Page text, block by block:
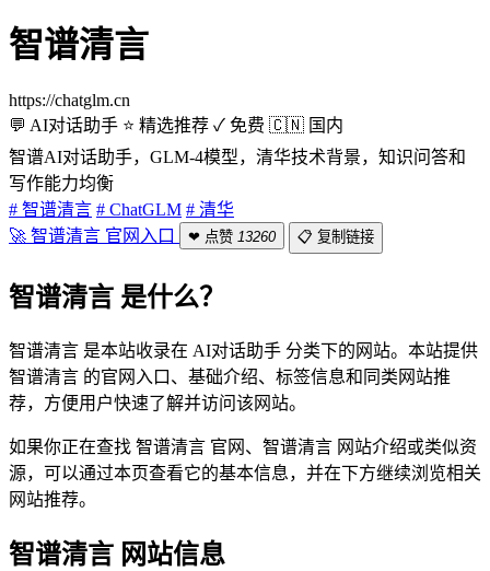
智谱清言
https://chatglm.cn
💬 AI对话助手 ⭐ 精选推荐 ✓ 免费 🇨🇳 国内
智谱AI对话助手，GLM-4模型，清华技术背景，知识问答和
写作能力均衡
# 智谱清言 # ChatGLM # 清华
🚀 智谱清言 官网入口
❤ 点赞 13260 📋 复制链接
智谱清言 是什么？
智谱清言 是本站收录在 AI对话助手 分类下的网站。本站提供
智谱清言 的官网入口、基础介绍、标签信息和同类网站推
荐，方便用户快速了解并访问该网站。
如果你正在查找 智谱清言 官网、智谱清言 网站介绍或类似资
源，可以通过本页查看它的基本信息，并在下方继续浏览相关
网站推荐。
智谱清言 网站信息